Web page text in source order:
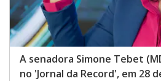
A senadora Simone Tebet
no 'Jornal da Record', em 28